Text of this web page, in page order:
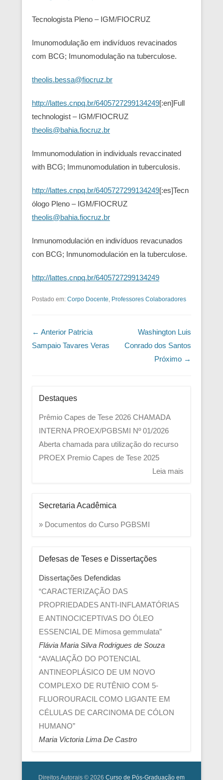
Tecnologista Pleno – IGM/FIOCRUZ
Imunomodulação em indivíduos revacinados
com BCG; Imunomodulação na tuberculose.
theolis.bessa@fiocruz.br
http://lattes.cnpq.br/6405727299134249[:en]Full
technologist – IGM/FIOCRUZ
theolis@bahia.fiocruz.br
Immunomodulation in individuals revaccinated
with BCG; Immunomodulation in tuberculosis.
http://lattes.cnpq.br/6405727299134249[:es]Tecn
ólogo Pleno – IGM/FIOCRUZ
theolis@bahia.fiocruz.br
Inmunomodulación en indivíduos revacunados
con BCG; Inmunomodulación en la tuberculose.
http://lattes.cnpq.br/6405727299134249
Postado em: Corpo Docente, Professores Colaboradores
Navegação das Postagens
← Anterior Patricia
Sampaio Tavares Veras
Washington Luis
Conrado dos Santos
Próximo →
Destaques
Prêmio Capes de Tese 2026 CHAMADA
INTERNA PROEX/PGBSMI Nº 01/2026
Aberta chamada para utilização do recurso
PROEX Premio Capes de Tese 2025
Leia mais
Secretaria Acadêmica
» Documentos do Curso PGBSMI
Defesas de Teses e Dissertações
Dissertações Defendidas
“CARACTERIZAÇÃO DAS
PROPRIEDADES ANTI-INFLAMATÓRIAS
E ANTINOCICEPTIVAS DO ÓLEO
ESSENCIAL DE Mimosa gemmulata”
Flávia Maria Silva Rodrigues de Souza
“AVALIAÇÃO DO POTENCIAL
ANTINEOPLÁSICO DE UM NOVO
COMPLEXO DE RUTÊNIO COM 5-
FLUOROURACIL COMO LIGANTE EM
CÉLULAS DE CARCINOMA DE CÓLON
HUMANO”
Maria Victoria Lima De Castro
Direitos Autorais © 2026 Curso de Pós-Graduação em